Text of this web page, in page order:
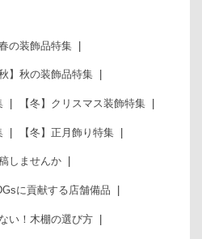
の装飾品特集
秋】秋の装飾品特集
【冬】クリスマス装飾特集
【冬】正月飾り特集
しませんか
に貢献する店舗備品
い！木棚の選び方